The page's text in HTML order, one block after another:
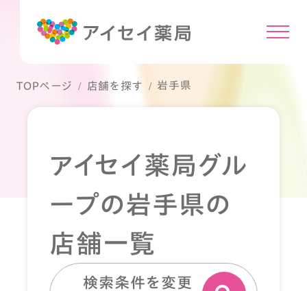
TOPページ 店舗を探す 岩手県
アイセイ薬局グル
ープの岩手県の
店舗一覧
検索条件を変更